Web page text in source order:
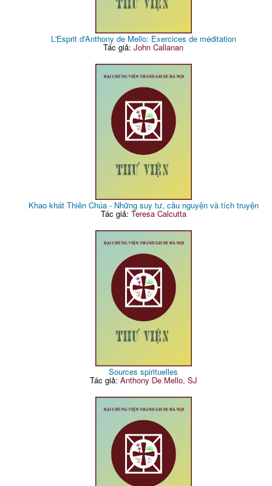
L'Esprit d'Anthony de Mello: Exercices de méditation
Tác giả:John Callanan
Khao khát Thiên Chúa - Những suy tư, cầu nguyện và tích truyện
Tác giả: Teresa Calcutta
Sources spirituelles
Tác giả: Anthony De Mello, SJ